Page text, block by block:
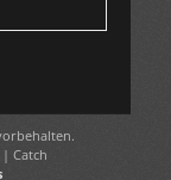
| Catch